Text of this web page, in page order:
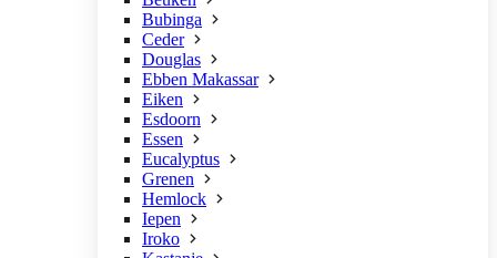
Bubinga
Ceder
Douglas
Ebben Makassar
Eiken
Esdoorn
Essen
Eucalyptus
Grenen
Hemlock
Iepen
Iroko